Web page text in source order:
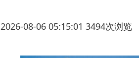
2026-08-06 05:15:01 3494次浏览